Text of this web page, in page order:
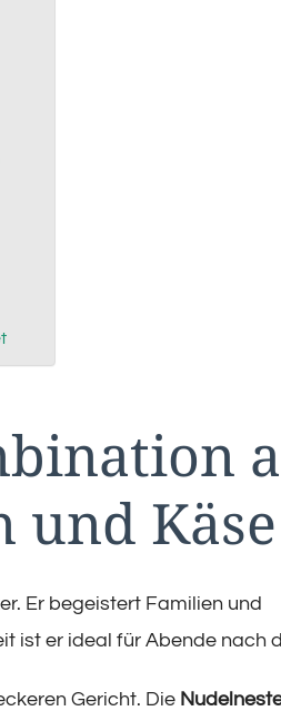
und Käse
Er begeistert Familien und
ist er ideal für Abende nach
Gericht. Die